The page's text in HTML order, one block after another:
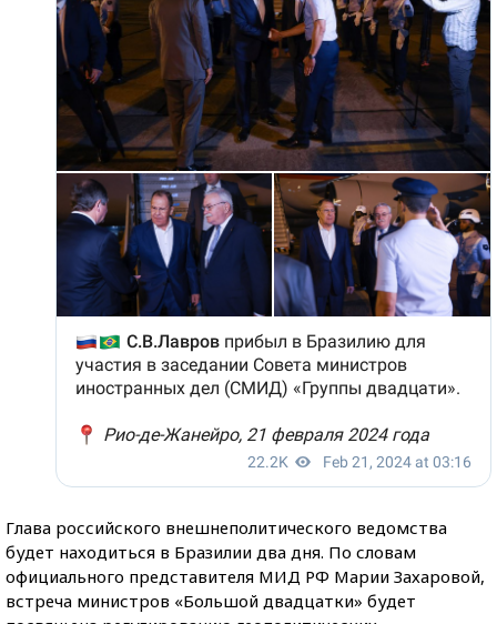
Глава российского внешнеполитического ведомства
будет находиться в Бразилии два дня. По словам
официального представителя МИД РФ Марии Захаровой,
встреча министров «Большой двадцатки» будет